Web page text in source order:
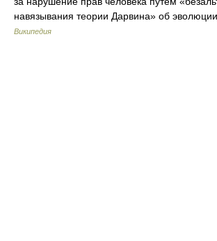
навязывания теории Дарвина» об
Википедия